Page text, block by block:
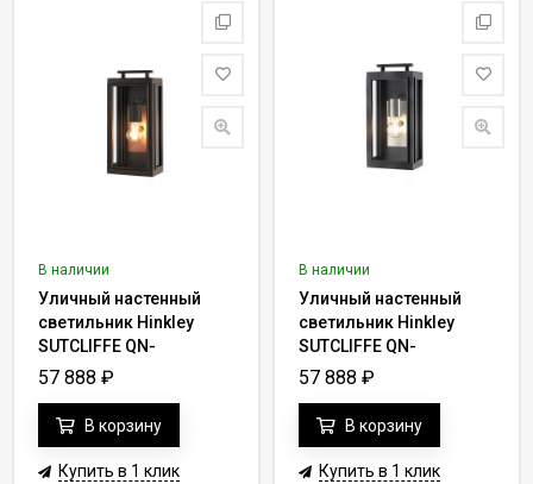
В наличии
Уличный настенный
светильник Hinkley
SUTCLIFFE QN-
SUTCLIFFE-S-OZ
57 888 ₽
В корзину
Купить в 1 клик
В наличии
Уличный настенный
светильник Hinkley
SUTCLIFFE QN-
SUTCLIFFE-S-AZ
57 888 ₽
В корзину
Купить в 1 клик